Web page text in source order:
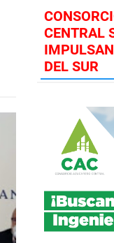
CENTRAL
DEL SUR